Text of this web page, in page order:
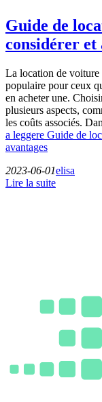
Guide de
considérer et
La location de voiture
populaire pour ceux
en acheter une.
plusieurs aspects,
les coûts associés.
a leggere Guide de
avantages
2023-06-01elisa
Lire la suite